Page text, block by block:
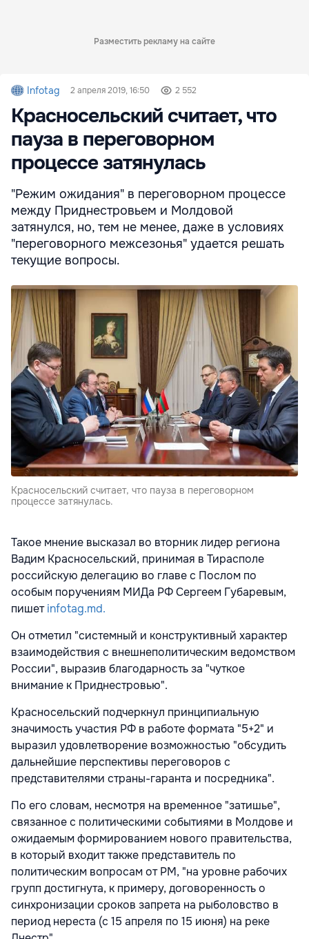
Разместить рекламу на сайте
Infotag 2 апреля 2019, 16:50 2 552
Красносельский считает, что
пауза в переговорном
процессе затянулась
"Режим ожидания" в переговорном процессе
между Приднестровьем и Молдовой
затянулся, но, тем не менее, даже в условиях
"переговорного межсезонья" удается решать
текущие вопросы.
Красносельский считает, что пауза в переговорном
процессе затянулась.
Такое мнение высказал во вторник лидер региона
Вадим Красносельский, принимая в Тирасполе
российскую делегацию во главе с Послом по
особым поручениям МИДа РФ Сергеем Губаревым,
пишетinfotag.md.
Он отметил "системный и конструктивный характер
взаимодействия с внешнеполитическим ведомством
России", выразив благодарность за "чуткое
внимание к Приднестровью".
Красносельский подчеркнул принципиальную
значимость участия РФ в работе формата "5+2" и
выразил удовлетворение возможностью "обсудить
дальнейшие перспективы переговоров с
представителями страны-гаранта и посредника".
По его словам, несмотря на временное "затишье",
связанное с политическими событиями в Молдове и
ожидаемым формированием нового правительства,
в который входит также представитель по
политическим вопросам от РМ, "на уровне рабочих
групп достигнута, к примеру, договоренность о
синхронизации сроков запрета на рыболовство в
период нереста (с 15 апреля по 15 июня) на реке